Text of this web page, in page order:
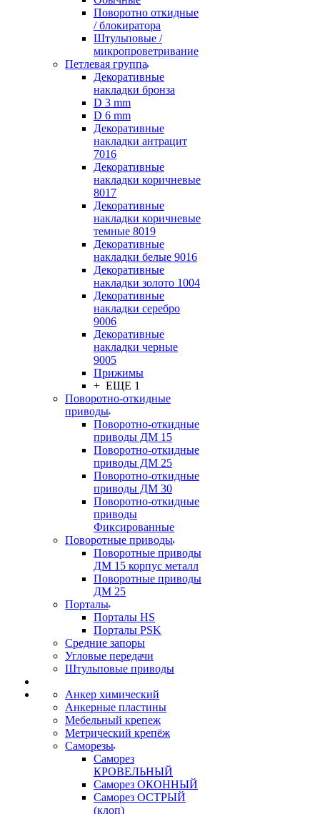
Поворотно откидные
/ блокиратора
Штульповые /
микропроветривание
Петлевая группа
Декоративные
накладки бронза
D 3 mm
D 6 mm
Декоративные
накладки антрацит
7016
Декоративные
накладки коричневые
8017
Декоративные
накладки коричневые
темные 8019
Декоративные
накладки белые 9016
Декоративные
накладки золото 1004
Декоративные
накладки серебро
9006
Декоративные
накладки черные
9005
Прижимы
+ ЕЩЕ 1
Поворотно-откидные
приводы
Поворотно-откидные
приводы ДМ 15
Поворотно-откидные
приводы ДМ 25
Поворотно-откидные
приводы ДМ 30
Поворотно-откидные
приводы
Фиксированные
Поворотные приводы
Поворотные приводы
ДМ 15 корпус металл
Поворотные приводы
ДМ 25
Порталы
Порталы HS
Порталы PSK
Средние запоры
Угловые передачи
Штульповые приводы
Анкер химический
Анкерные пластины
Мебельный крепеж
Метрический крепёж
Саморезы
Саморез
КРОВЕЛЬНЫЙ
Саморез ОКОННЫЙ
Саморез ОСТРЫЙ
(клоп)